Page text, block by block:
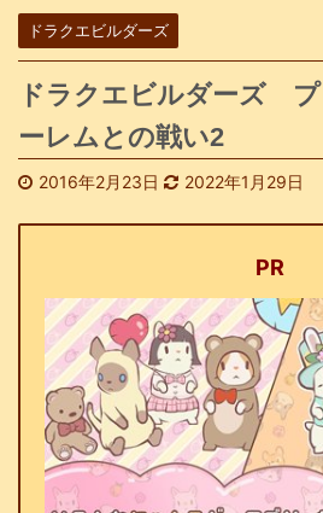
ドラクエビルダーズ
ドラクエビルダーズ
ーレムとの戦い2
2016年2月23日 2022年1月29日
PR